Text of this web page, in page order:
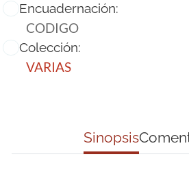
Encuadernación:
CODIGO
Colección:
VARIAS
Sinopsis